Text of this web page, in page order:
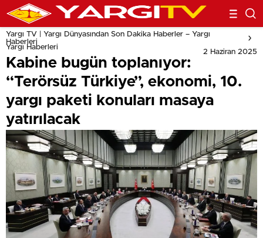
Yargı TV | Yargı Dünyasından Son Dakika Haberler – Yargı
Haberleri
Yargı Haberleri
2 Haziran 2025
Kabine bugün toplanıyor:
“Terörsüz Türkiye”, ekonomi, 10.
yargı paketi konuları masaya
yatırılacak